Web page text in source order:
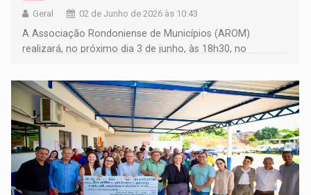
Geral 02 de Junho de 2026 às 10:43
A Associação Rondoniense de Municípios (AROM)
realizará, no próximo dia 3 de junho, às 18h30, no
a solenidade de posse da nova diretoria da entidade para
o triênio 2026/2029